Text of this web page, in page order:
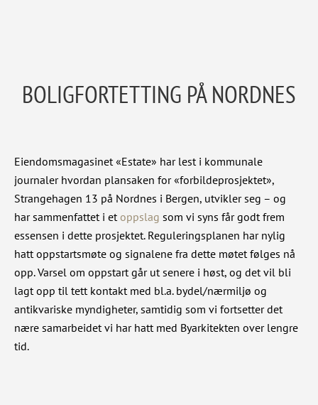
BOLIGFORTETTING PÅ NORDNES
Eiendomsmagasinet «Estate» har lest i kommunale
journaler hvordan plansaken for «forbildeprosjektet»,
Strangehagen 13 på Nordnes i Bergen, utvikler seg – og
har sammenfattet i et oppslag som vi syns får godt frem
essensen i dette prosjektet. Reguleringsplanen har nylig
hatt oppstartsmøte og signalene fra dette møtet følges nå
opp. Varsel om oppstart går ut senere i høst, og det vil bli
lagt opp til tett kontakt med bl.a. bydel/nærmiljø og
antikvariske myndigheter, samtidig som vi fortsetter det
nære samarbeidet vi har hatt med Byarkitekten over lengre
tid.